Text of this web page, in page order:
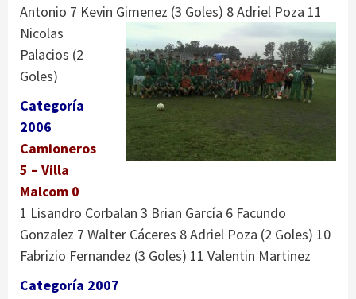
Antonio 7 Kevin Gimenez (3 Goles) 8 Adriel Poza 11
Nicolas
Palacios (2
Goles)
Categoría
2006
Camioneros
5 – Villa
Malcom 0
1 Lisandro Corbalan 3 Brian García 6 Facundo
Gonzalez 7 Walter Cáceres 8 Adriel Poza (2 Goles) 10
Fabrizio Fernandez (3 Goles) 11 Valentin Martinez
Categoría 2007